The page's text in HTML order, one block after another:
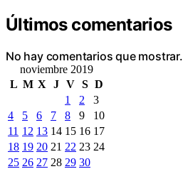
Últimos comentarios
No hay comentarios que mostrar.
noviembre 2019
L M X J V S D
1
2
3
4
5 6 7 8 9
10
11 12 13 14 15 16 17
18 19 20 21 22 23 24
25 26 27 28 29 30